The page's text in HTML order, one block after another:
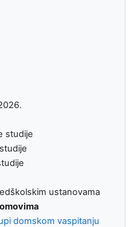
studije
ustanovama
domskom vaspitanju